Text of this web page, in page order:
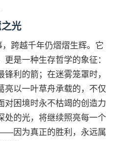
光
，跨越千年仍熠熠生辉。它
是一种生存哲学的象征：
利的箭；在迷雾笼罩时，
亮以一叶草舟承载的，不仅
对困境时永不枯竭的创造力
处的光，将继续照亮每一个
因为真正的胜利，永远属